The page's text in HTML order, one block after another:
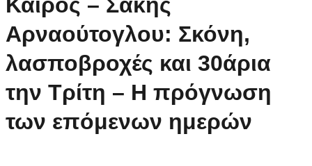
Αρναούτογλου: Σκόνη,
λασποβροχές και 30άρια
την Τρίτη – Η πρόγνωση
των επόμενων ημερών